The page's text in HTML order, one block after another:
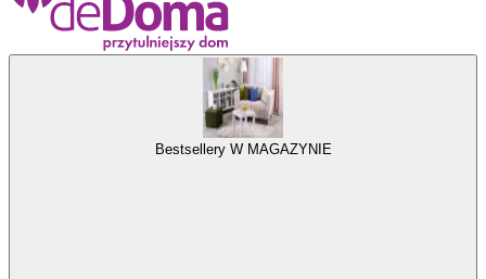
Bestsellery W MAGAZYNIE